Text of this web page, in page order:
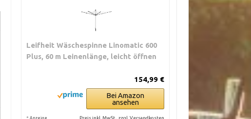
Leifheit Wäschespinne Linomatic 600
Plus, 60 m Leinenlänge, leicht öffnen
154,99 €
Bei Amazon
ansehen
* Anzeige Preis inkl. MwSt., zzgl. Versandkosten